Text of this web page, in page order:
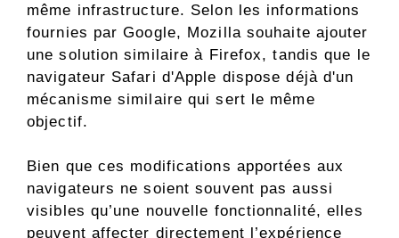
même infrastructure. Selon les informations
fournies par Google, Mozilla souhaite ajouter
une solution similaire à Firefox, tandis que le
navigateur Safari d'Apple dispose déjà d'un
mécanisme similaire qui sert le même
objectif.
Bien que ces modifications apportées aux
navigateurs ne soient souvent pas aussi
visibles qu’une nouvelle fonctionnalité, elles
peuvent affecter directement l’expérience